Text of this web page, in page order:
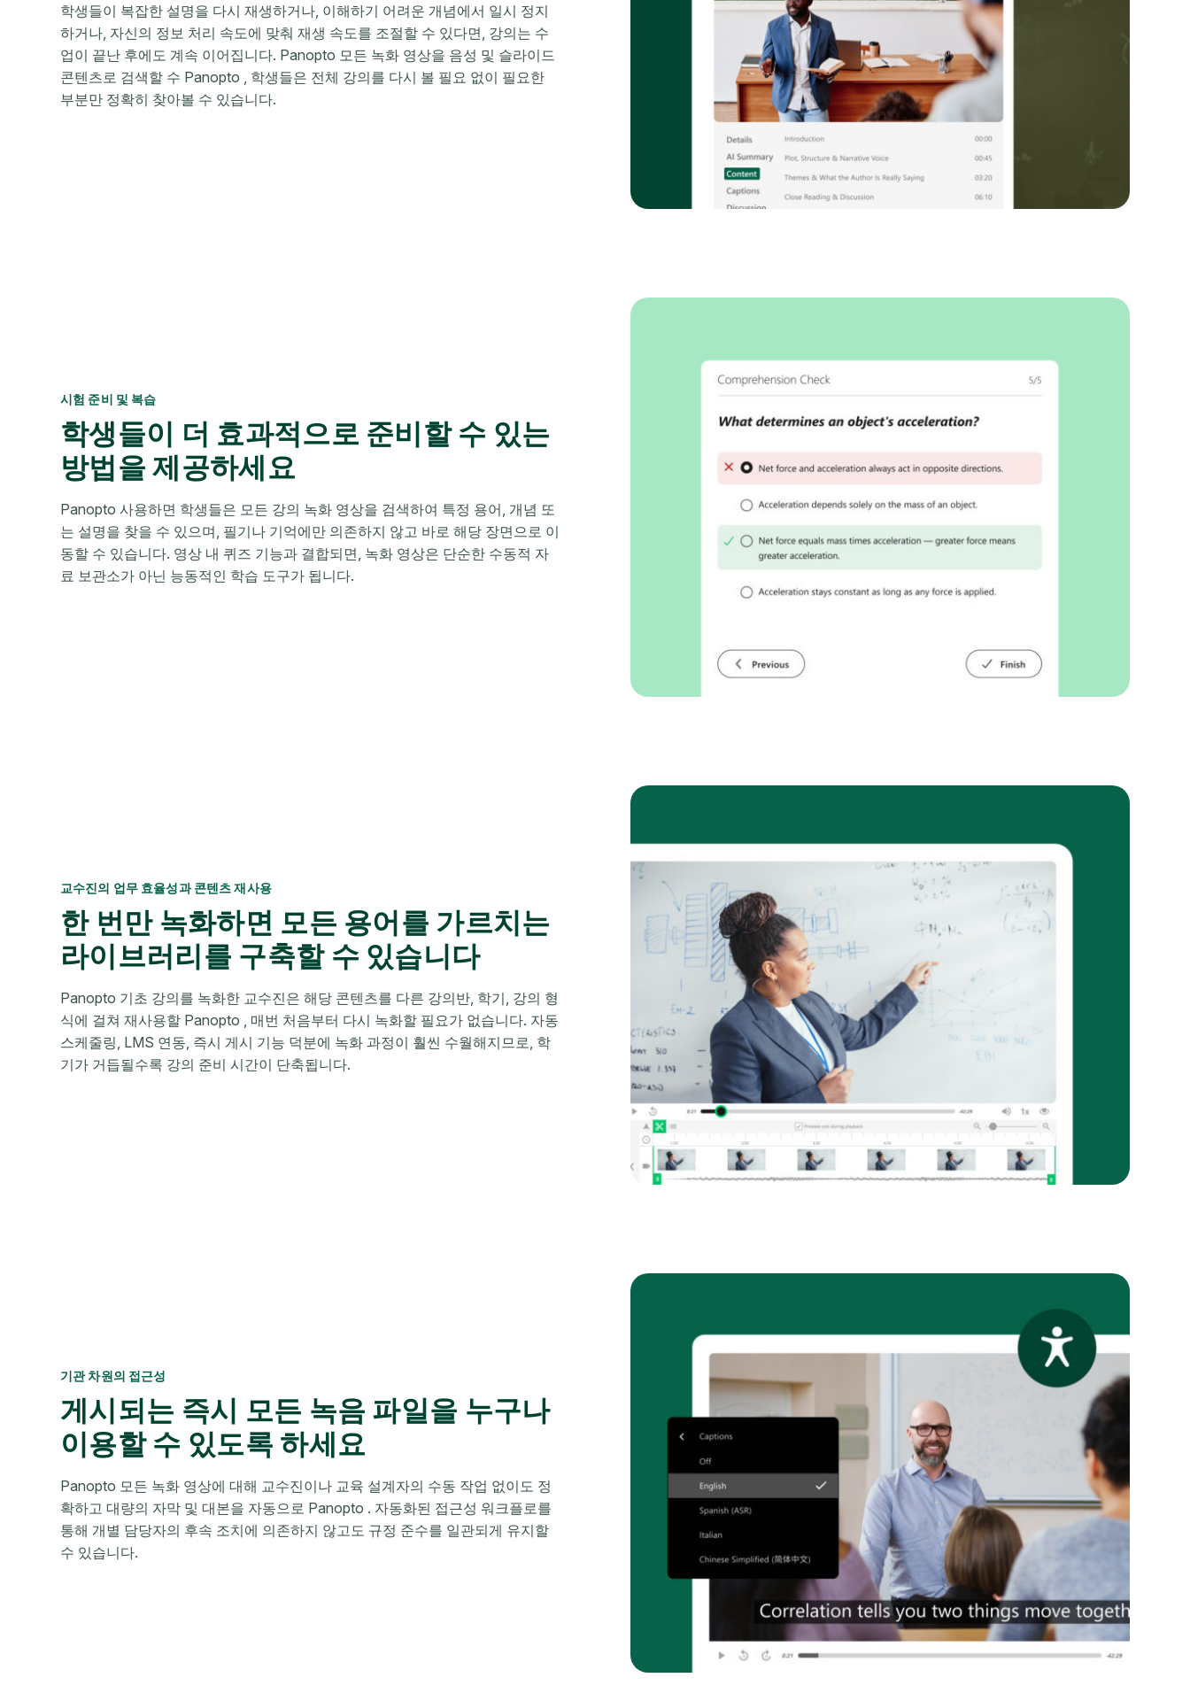
학생들이 복잡한 설명을 다시 재생하거나, 이해하기 어려운 개념에서 일시 정지
하거나, 자신의 정보 처리 속도에 맞춰 재생 속도를 조절할 수 있다면, 강의는 수
업이 끝난 후에도 계속 이어집니다. Panopto 모든 녹화 영상을 음성 및 슬라이드
콘텐츠로 검색할 수 Panopto , 학생들은 전체 강의를 다시 볼 필요 없이 필요한
부분만 정확히 찾아볼 수 있습니다.
시험 준비 및 복습
학생들이 더 효과적으로 준비할 수 있는
방법을 제공하세요
Panopto 사용하면 학생들은 모든 강의 녹화 영상을 검색하여 특정 용어, 개념 또
는 설명을 찾을 수 있으며, 필기나 기억에만 의존하지 않고 바로 해당 장면으로 이
동할 수 있습니다. 영상 내 퀴즈 기능과 결합되면, 녹화 영상은 단순한 수동적 자
료 보관소가 아닌 능동적인 학습 도구가 됩니다.
교수진의 업무 효율성과 콘텐츠 재사용
한 번만 녹화하면 모든 용어를 가르치는
라이브러리를 구축할 수 있습니다
Panopto 기초 강의를 녹화한 교수진은 해당 콘텐츠를 다른 강의반, 학기, 강의 형
식에 걸쳐 재사용할 Panopto , 매번 처음부터 다시 녹화할 필요가 없습니다. 자동
스케줄링, LMS 연동, 즉시 게시 기능 덕분에 녹화 과정이 훨씬 수월해지므로, 학
기가 거듭될수록 강의 준비 시간이 단축됩니다.
기관 차원의 접근성
게시되는 즉시 모든 녹음 파일을 누구나
이용할 수 있도록 하세요
Panopto 모든 녹화 영상에 대해 교수진이나 교육 설계자의 수동 작업 없이도 정
확하고 대량의 자막 및 대본을 자동으로 Panopto . 자동화된 접근성 워크플로를
통해 개별 담당자의 후속 조치에 의존하지 않고도 규정 준수를 일관되게 유지할
수 있습니다.